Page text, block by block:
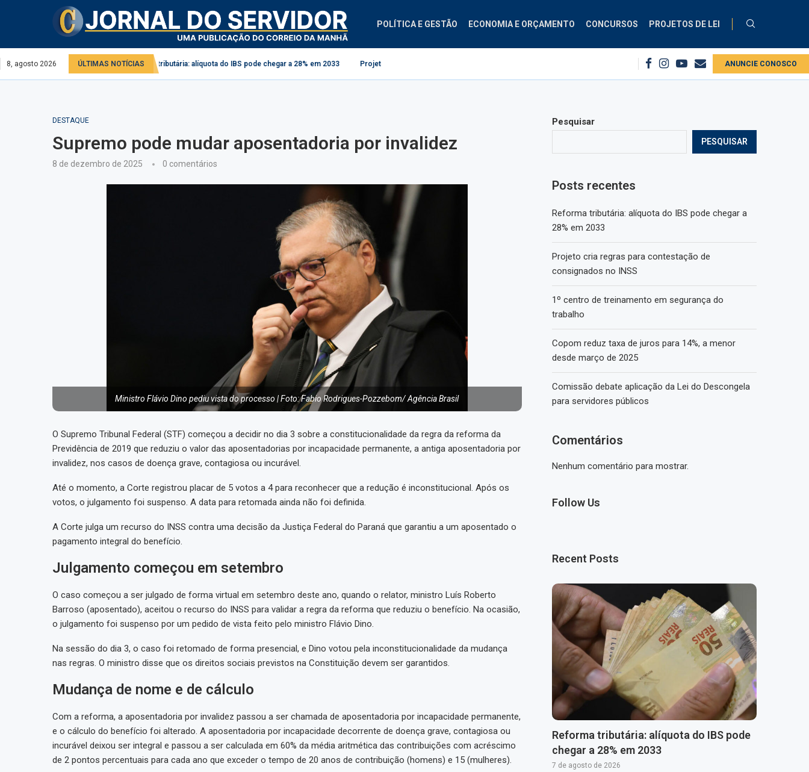
POLÍTICA E GESTÃO ECONOMIA E ORÇAMENTO CONCURSOS PROJETOS DE LEI
8, agosto 2026 ÚLTIMAS NOTÍCIAS
e privado Reforma tributária: alíquota do IBS pode chegar a 28% em 2033 Projeto cria regras para contestação de consignados no INSS Comissão debate aplicação da Lei do Descongela para servidores públicos
ANUNCIE CONOSCO
DESTAQUE
Supremo pode mudar aposentadoria por invalidez
8 de dezembro de 2025 0 comentários
Ministro Flávio Dino pediu vista do processo | Foto: Fabio Rodrigues-Pozzebom/ Agência Brasil
O Supremo Tribunal Federal (STF) começou a decidir no dia 3 sobre a constitucionalidade da regra da reforma da
Previdência de 2019 que reduziu o valor das aposentadorias por incapacidade permanente, a antiga aposentadoria por
invalidez, nos casos de doença grave, contagiosa ou incurável.
Até o momento, a Corte registrou placar de 5 votos a 4 para reconhecer que a redução é inconstitucional. Após os
votos, o julgamento foi suspenso. A data para retomada ainda não foi definida.
A Corte julga um recurso do INSS contra uma decisão da Justiça Federal do Paraná que garantiu a um aposentado o
pagamento integral do benefício.
Julgamento começou em setembro
O caso começou a ser julgado de forma virtual em setembro deste ano, quando o relator, ministro Luís Roberto
Barroso (aposentado), aceitou o recurso do INSS para validar a regra da reforma que reduziu o benefício. Na ocasião,
o julgamento foi suspenso por um pedido de vista feito pelo ministro Flávio Dino.
Na sessão do dia 3, o caso foi retomado de forma presencial, e Dino votou pela inconstitucionalidade da mudança
nas regras. O ministro disse que os direitos sociais previstos na Constituição devem ser garantidos.
Mudança de nome e de cálculo
Com a reforma, a aposentadoria por invalidez passou a ser chamada de aposentadoria por incapacidade permanente,
e o cálculo do benefício foi alterado. A aposentadoria por incapacidade decorrente de doença grave, contagiosa ou
incurável deixou ser integral e passou a ser calculada em 60% da média aritmética das contribuições com acréscimo
de 2 pontos percentuais para cada ano que exceder o tempo de 20 anos de contribuição (homens) e 15 (mulheres).
Pesquisar
PESQUISAR
Posts recentes
Reforma tributária: alíquota do IBS pode chegar a
28% em 2033
Projeto cria regras para contestação de
consignados no INSS
1º centro de treinamento em segurança do
trabalho
Copom reduz taxa de juros para 14%, a menor
desde março de 2025
Comissão debate aplicação da Lei do Descongela
para servidores públicos
Comentários
Nenhum comentário para mostrar.
Follow Us
Recent Posts
Reforma tributária: alíquota do IBS pode
chegar a 28% em 2033
7 de agosto de 2026